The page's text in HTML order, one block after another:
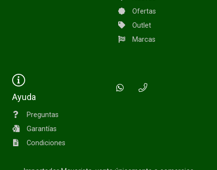
Ofertas
Outlet
Marcas
Ayuda
Preguntas
Garantías
Condiciones